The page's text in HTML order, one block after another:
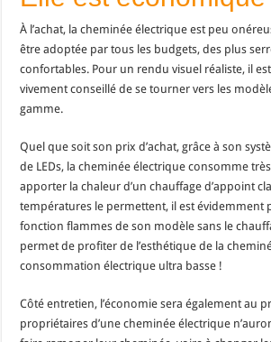
À l’achat, la cheminée électrique est peu
être adoptée par tous les budgets, des plus
confortables. Pour un rendu visuel réaliste, il
vivement conseillé de se tourner vers les
gamme.
Quel que soit son prix d’achat, grâce à son
de LEDs, la cheminée électrique consomme
apporter la chaleur d’un chauffage d’appoint
températures le permettent, il est évidemment
fonction flammes de son modèle sans le
permet de profiter de l’esthétique de la
consommation électrique ultra basse !
Côté entretien, l’économie sera également au
propriétaires d’une cheminée électrique